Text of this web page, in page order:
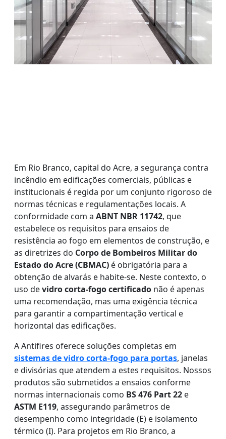
Em Rio Branco, capital do Acre, a segurança contra
incêndio em edificações comerciais, públicas e
institucionais é regida por um conjunto rigoroso de
normas técnicas e regulamentações locais. A
conformidade com a ABNT NBR 11742, que
estabelece os requisitos para ensaios de
resistência ao fogo em elementos de construção, e
as diretrizes do Corpo de Bombeiros Militar do
Estado do Acre (CBMAC) é obrigatória para a
obtenção de alvarás e habite-se. Neste contexto, o
uso devidro corta-fogo certificado não é apenas
uma recomendação, mas uma exigência técnica
para garantir a compartimentação vertical e
horizontal das edificações.
A Antifires oferece soluções completas em
sistemas de vidro corta-fogo para portas, janelas
e divisórias que atendem a estes requisitos. Nossos
produtos são submetidos a ensaios conforme
normas internacionais como BS 476 Part 22 e
ASTM E119, assegurando parâmetros de
desempenho como integridade (E) e isolamento
térmico (I). Para projetos em Rio Branco, a